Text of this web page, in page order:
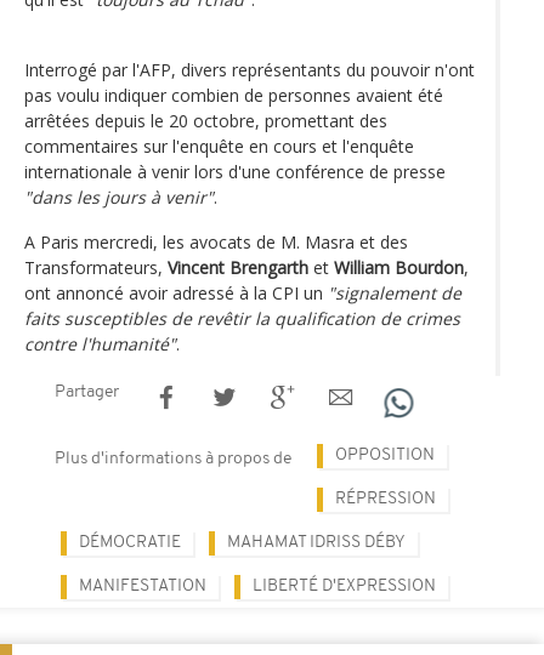
Interrogé par l'AFP, divers représentants du pouvoir n'ont
pas voulu indiquer combien de personnes avaient été
arrêtées depuis le 20 octobre, promettant des
commentaires sur l'enquête en cours et l'enquête
internationale à venir lors d'une conférence de presse
"dans les jours à venir".
A Paris mercredi, les avocats de M. Masra et des
Transformateurs, Vincent Brengarth et William Bourdon,
ont annoncé avoir adressé à la CPI un "signalement de
faits susceptibles de revêtir la qualification de crimes
contre l'humanité".
Partager
Plus d'informations à propos de OPPOSITION
RÉPRESSION
DÉMOCRATIE MAHAMAT IDRISS DÉBY
MANIFESTATION LIBERTÉ D'EXPRESSION